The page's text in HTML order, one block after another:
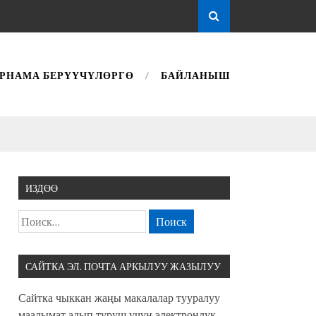
БЕРҮҮЧҮЛӨРГӨ БАЙЛАНЫШ
ИЗДӨӨ
САЙТКА ЭЛ. ПОЧТА АРКЫЛУУ ЖАЗЫЛУУ
Сайтка чыккан жаңы макалалар тууралуу